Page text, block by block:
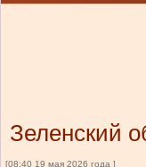
Зеленский
[08:40 19 мая 2026 года ]